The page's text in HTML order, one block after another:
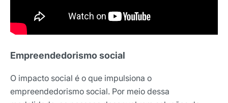
Empreendedorismo social
O impacto social é o que impulsiona o
empreendedorismo social. Por meio dessa